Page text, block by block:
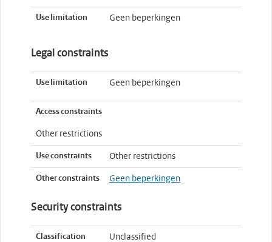
Use limitation Geen beperkingen
Legal constraints
Use limitation Geen beperkingen
Access constraints
Other restrictions
Use constraints Other restrictions
Other constraints Geen beperkingen
Security constraints
Classification Unclassified